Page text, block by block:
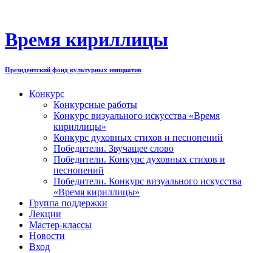
содержимому
Время кириллицы
Президентский фонд культурных инициатив
Конкурс
Конкурсные работы
Конкурс визуального искусства «Время
кириллицы»
Конкурс духовных стихов и песнопений
Победители. Звучащее слово
Победители. Конкурс духовных стихов и
песнопений
Победители. Конкурс визуального искусства
«Время кириллицы»
Группа поддержки
Лекции
Мастер-классы
Новости
Вход